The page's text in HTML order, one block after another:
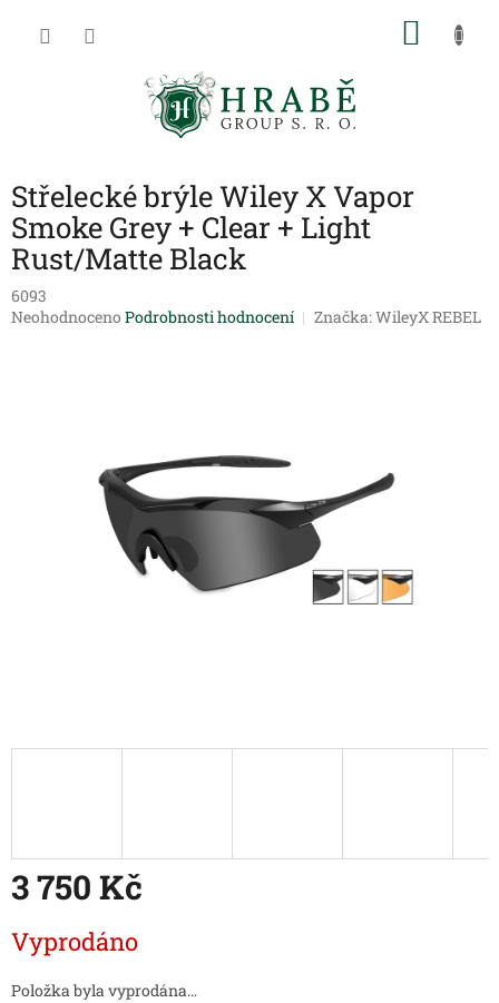
Střelecké brýle Wiley X Vapor
Smoke Grey + Clear + Light
Rust/Matte Black
6093
Průměrné
Neohodnoceno Podrobnosti hodnocení Značka:WileyX REBEL
3 750 Kč
cena:
Vyprodáno
Položka byla vyprodána…